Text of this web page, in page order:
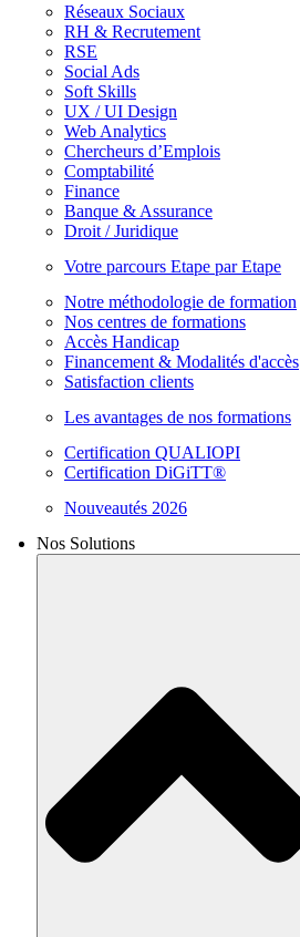
Réseaux Sociaux
RH & Recrutement
RSE
Social Ads
Soft Skills
UX / UI Design
Web Analytics
Chercheurs d’Emplois
Comptabilité
Finance
Banque & Assurance
Droit / Juridique
Votre parcours Etape par Etape
Notre méthodologie de formation
Nos centres de formations
Accès Handicap
Financement & Modalités d'accès
Satisfaction clients
Les avantages de nos formations
Certification QUALIOPI
Certification DiGiTT®
Nouveautés 2026
Nos Solutions